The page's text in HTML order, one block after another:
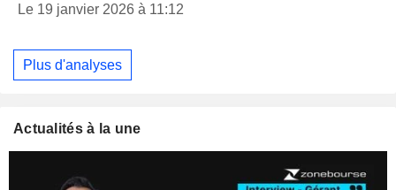
Le 19 janvier 2026 à 11:12
Plus d'analyses
Actualités à la une